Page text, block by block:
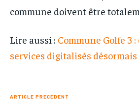
commune doivent être
Lire aussi : Commune Golfe 3
services digitalisés
ARTICLE PRÉCÉDENT